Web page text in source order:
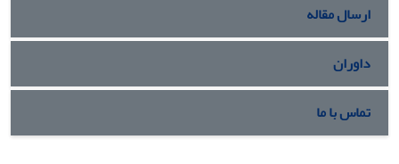
ارسال مقاله
داوران
تماس با ما